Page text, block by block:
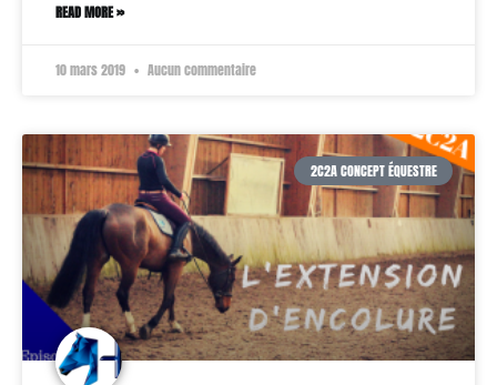
READ MORE »
10 mars 2019 Aucun commentaire
2C2A CONCEPT ÉQUESTRE